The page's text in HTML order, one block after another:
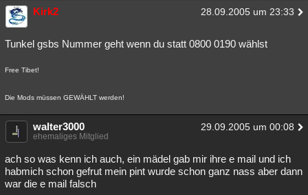
Kirk2 28.09.2005 um 23:33
Tunkel gsbs Nummer geht wenn du statt 0800 0190 wählst
Free Tibet!
Die Mods müssen GEWÄHLT werden!
walter3000 29.09.2005 um 00:08
ehemaliges Mitglied
ach so was kenn ich auch, ein mädel gab mir ihre e mail und ich
habmich schon gefrut mein pint wurde schon ganz nass aber dann
war die e mail falsch